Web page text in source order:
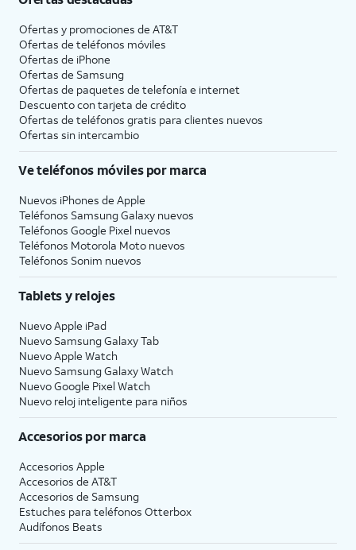
Ofertas y promociones de AT&T
Ofertas de teléfonos móviles
Ofertas de iPhone
Ofertas de Samsung
Ofertas de paquetes de telefonía e internet
Descuento con tarjeta de crédito
Ofertas de teléfonos gratis para clientes nuevos
Ofertas sin intercambio
Ve teléfonos móviles por marca
Nuevos iPhones de Apple
Teléfonos Samsung Galaxy nuevos
Teléfonos Google Pixel nuevos
Teléfonos Motorola Moto nuevos
Teléfonos Sonim nuevos
Tablets y relojes
Nuevo Apple iPad
Nuevo Samsung Galaxy Tab
Nuevo Apple Watch
Nuevo Samsung Galaxy Watch
Nuevo Google Pixel Watch
Nuevo reloj inteligente para niños
Accesorios por marca
Accesorios Apple
Accesorios de AT&T
Accesorios de Samsung
Estuches para teléfonos Otterbox
Audífonos Beats